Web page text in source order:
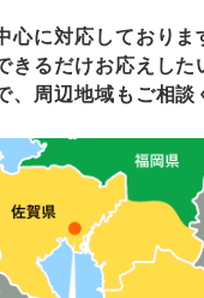
心に対応しておりま
きるだけお応えした
、周辺地域もご相談